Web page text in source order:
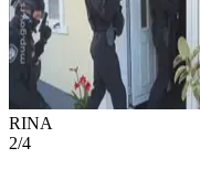
RINA
2/4